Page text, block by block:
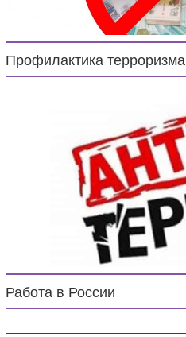
Профилактика терроризма
Работа в России